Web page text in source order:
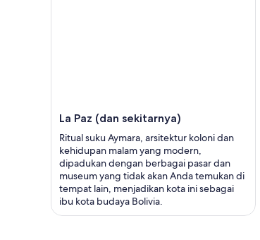
La Paz (dan sekitarnya)
Ritual suku Aymara, arsitektur koloni dan
kehidupan malam yang modern,
dipadukan dengan berbagai pasar dan
museum yang tidak akan Anda temukan di
tempat lain, menjadikan kota ini sebagai
ibu kota budaya Bolivia.